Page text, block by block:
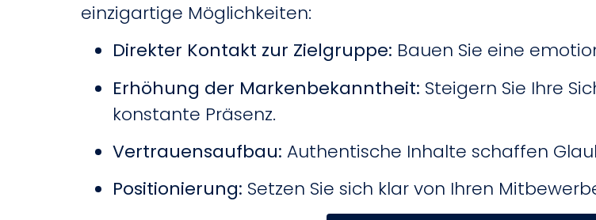
einzigartige Möglichkeiten:
Direkter Kontakt zur Zielgruppe: Bauen Sie eine
Erhöhung der Markenbekanntheit: Steigern Sie Ihre
konstante Präsenz.
Vertrauensaufbau: Authentische Inhalte schaffen
Positionierung: Setzen Sie sich klar von Ihren